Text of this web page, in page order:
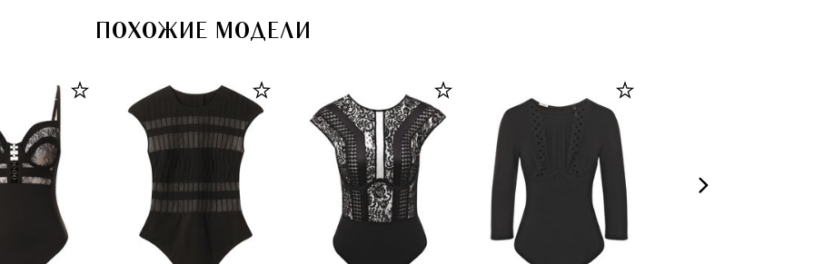
ПОХОЖИЕ МОДЕЛИ